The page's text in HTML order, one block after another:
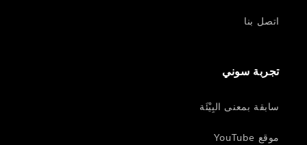
اتصل بنا
تجربة سوني
سابقة بمعنى البِيْئَة
موقع YouTube